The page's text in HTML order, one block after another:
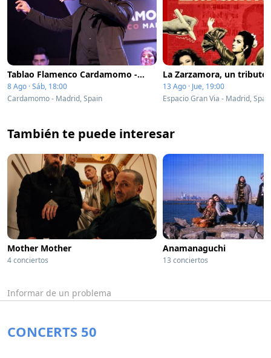
Tablao Flamenco Cardamomo - Show Flamenco
8 Ago · Sáb, 18:00
Cardamomo - Madrid, Spain
13 Ago · Jue, 19:00
Espacio Gran Via - Madrid,
También te puede interesar
Mother Mother
4 conciertos
Anamanaguchi
13 conciertos
Informar de un problema
CONCERTS 50